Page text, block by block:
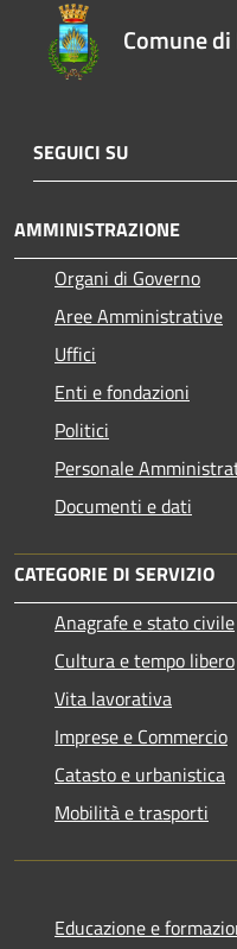
Comune
SEGUICI SU
AMMINISTRAZIONE
Organi di Governo
Aree Amministrative
Uffici
Enti e fondazioni
Politici
Personale
Documenti e dati
CATEGORIE DI SERVIZIO
Anagrafe e stato civile
Cultura e tempo libero
Vita lavorativa
Imprese e Commercio
Catasto e urbanistica
Mobilità e trasporti
Educazione e